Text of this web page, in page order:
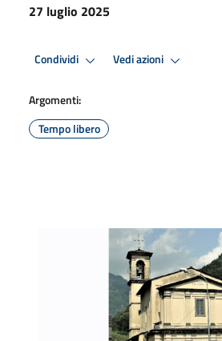
27 luglio 2025
Condividi Vedi azioni
Argomenti:
Tempo libero